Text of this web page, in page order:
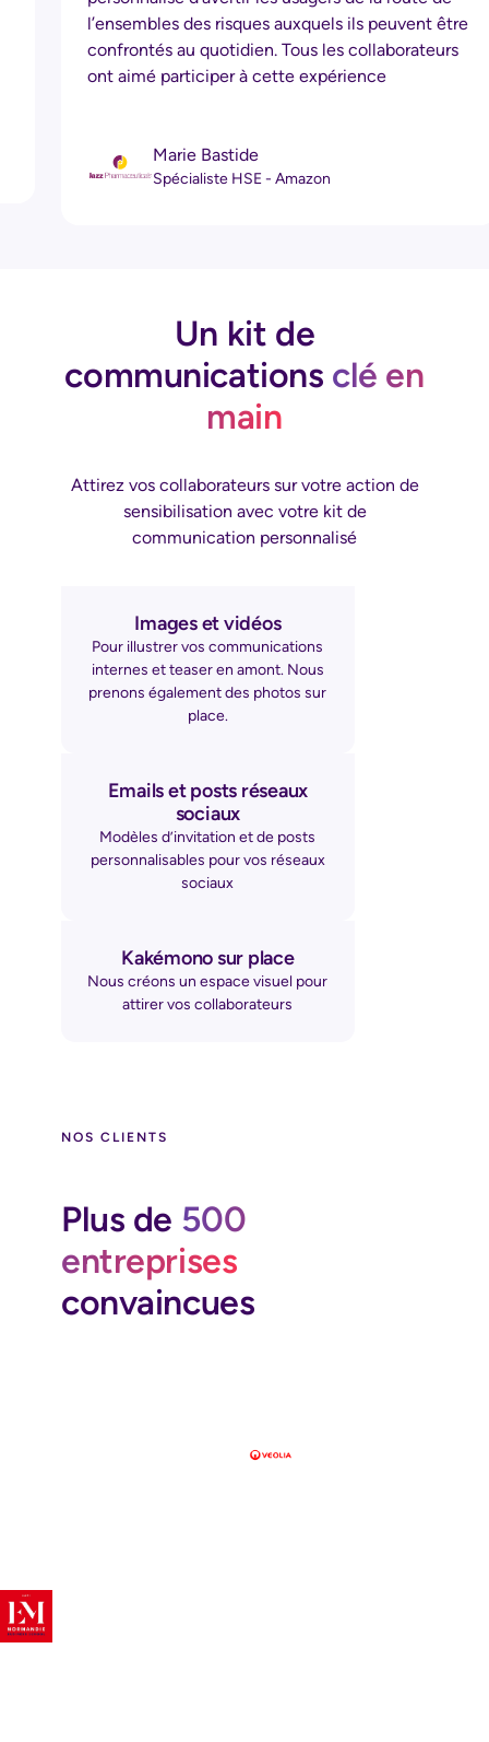
notre engagement envers une culture d'inclusion
et ont laissé une impression durable sur nos
équipes.
Un kit de
communications clé en
main
Attirez vos collaborateurs sur votre action de
sensibilisation avec votre kit de
communication personnalisé
Images et vidéos
Pour illustrer vos communications
internes et teaser en amont. Nous
prenons également des photos sur
place.
Emails et posts réseaux
sociaux
Modèles d’invitation et de posts
personnalisables pour vos réseaux
sociaux
Kakémono sur place
Nous créons un espace visuel pour
attirer vos collaborateurs
NOS CLIENTS
Plus de 500
entreprises
convaincues